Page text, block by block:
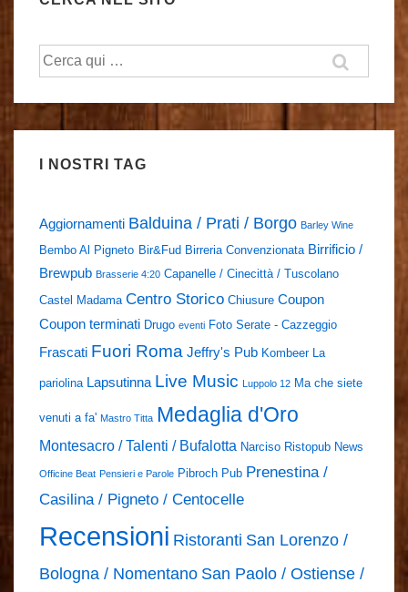
Cerca:
I NOSTRI TAG
Aggiornamenti Balduina / Prati / Borgo Barley Wine
Bembo Al Pigneto Bir&Fud Birreria Convenzionata Birrificio /
Brewpub Brasserie 4:20 Capanelle / Cinecittà / Tuscolano
Castel Madama Centro Storico Chiusure Coupon
Coupon terminati Drugo eventi Foto Serate - Cazzeggio
Frascati Fuori Roma Jeffry's Pub Kombeer La
pariolina Lapsutinna Live Music Luppolo 12 Ma che siete
venuti a fa' Mastro Titta Medaglia d'Oro
Montesacro / Talenti / Bufalotta Narciso Ristopub News
Officine Beat Pensieri e Parole Pibroch Pub Prenestina /
Casilina / Pigneto / Centocelle
Recensioni Ristoranti San Lorenzo /
Bologna / Nomentano San Paolo / Ostiense /